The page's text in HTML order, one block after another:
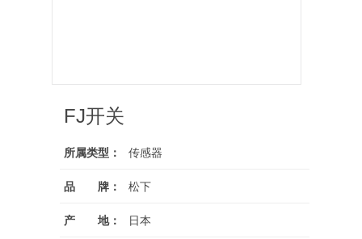
FJ开关
所属类型： 传感器
品 牌： 松下
产 地： 日本